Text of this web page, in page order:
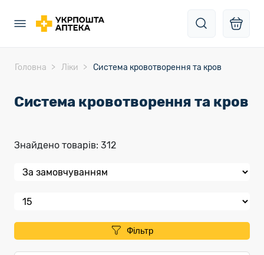
Головна Ліки Система кровотворення та кров
Система кровотворення та кров
Знайдено товарів: 312
Фільтр